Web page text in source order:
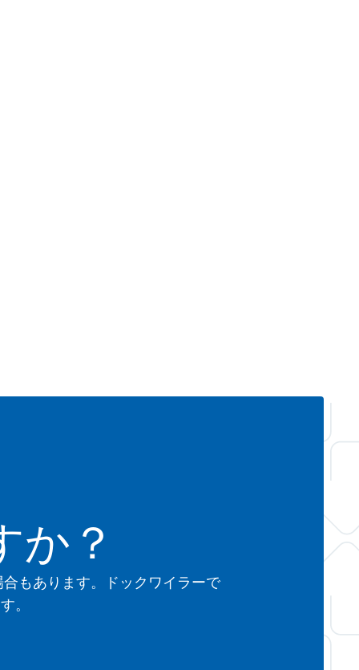
か？
もあります。ドックワイラーで
。